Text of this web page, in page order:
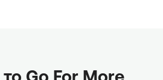
Go For More